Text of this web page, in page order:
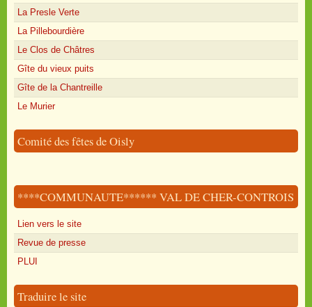
La Presle Verte
La Pillebourdière
Le Clos de Châtres
Gîte du vieux puits
Gîte de la Chantreille
Le Murier
Comité des fêtes de Oisly
****COMMUNAUTE****** VAL DE CHER-CONTROIS
Lien vers le site
Revue de presse
PLUI
Traduire le site